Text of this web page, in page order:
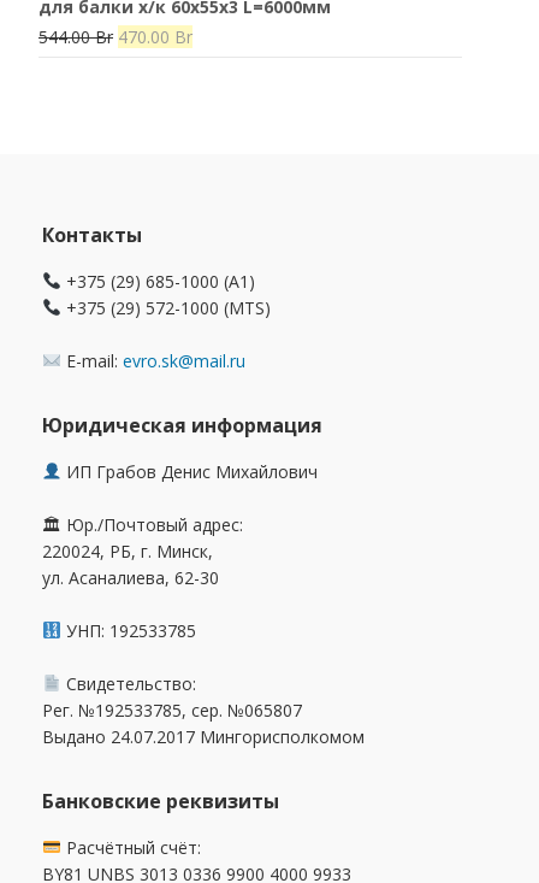
925.00 Br.
для балки х/к 60х55х3 L=6000мм
544.00Br Первоначальная
цена
470.00 BrТекущая
цена:
Контакты
+375 (29) 685-1000 (A1)
+375 (29) 572-1000 (MTS)
E-mail: evro.sk@mail.ru
Юридическая информация
ИП Грабов Денис Михайлович
🏛 Юр./Почтовый адрес:
220024, РБ, г. Минск,
ул. Асаналиева, 62-30
УНП: 192533785
Свидетельство:
Рег. №192533785, сер. №065807
Выдано 24.07.2017 Мингорисполкомом
Банковские реквизиты
Расчётный счёт:
BY81 UNBS 3013 0336 9900 4000 9933